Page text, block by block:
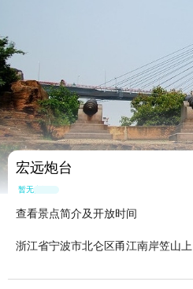
宏远炮台
暂无点评
查看景点简介及开放时间
浙江省宁波市北仑区甬江南岸笠山上